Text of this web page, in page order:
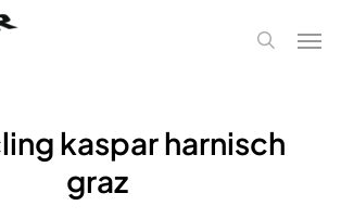
search
kaspar harnisch
graz